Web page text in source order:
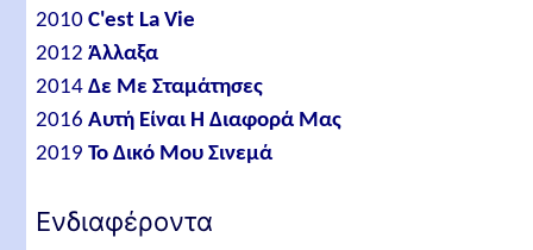
2010C'est La Vie
2012Άλλαξα
2014Δε Με Σταμάτησες
2016Αυτή Είναι Η Διαφορά Μας
2019Το Δικό Μου Σινεμά
Ενδιαφέροντα